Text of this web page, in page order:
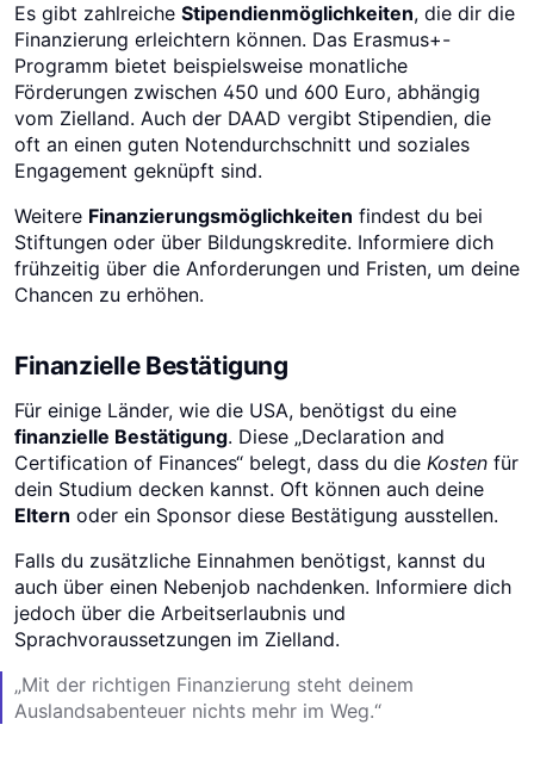
Es gibt zahlreiche Stipendienmöglichkeiten, die dir die
Finanzierung erleichtern können. Das Erasmus+-
Programm bietet beispielsweise monatliche
Förderungen zwischen 450 und 600 Euro, abhängig
vom Zielland. Auch der DAAD vergibt Stipendien, die
oft an einen guten Notendurchschnitt und soziales
Engagement geknüpft sind.
Weitere Finanzierungsmöglichkeiten findest du bei
Stiftungen oder über Bildungskredite. Informiere dich
frühzeitig über die Anforderungen und Fristen, um deine
Chancen zu erhöhen.
Finanzielle Bestätigung
Für einige Länder, wie die USA, benötigst du eine
finanzielle Bestätigung. Diese „Declaration and
Certification of Finances“ belegt, dass du die Kosten für
dein Studium decken kannst. Oft können auch deine
Eltern oder ein Sponsor diese Bestätigung ausstellen.
Falls du zusätzliche Einnahmen benötigst, kannst du
auch über einen Nebenjob nachdenken. Informiere dich
jedoch über die Arbeitserlaubnis und
Sprachvoraussetzungen im Zielland.
„Mit der richtigen Finanzierung steht deinem
Auslandsabenteuer nichts mehr im Weg.“